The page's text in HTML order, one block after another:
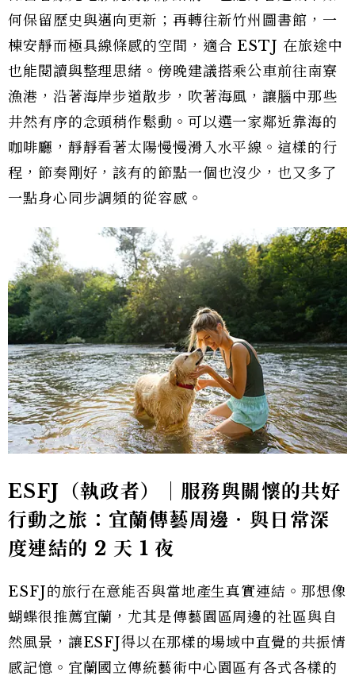
何保留歷史與邁向更新；再轉往新竹州圖書館，一
棟安靜而極具線條感的空間，適合 ESTJ 在旅途中
也能閱讀與整理思緒。傍晚建議搭乘公車前往南寮
漁港，沿著海岸步道散步，吹著海風，讓腦中那些
井然有序的念頭稍作鬆動。可以選一家鄰近靠海的
咖啡廳，靜靜看著太陽慢慢滑入水平線。這樣的行
程，節奏剛好，該有的節點一個也沒少，也又多了
一點身心同步調頻的從容感。
ESFJ（執政者）｜服務與關懷的共好
行動之旅：宜蘭傳藝周邊‧與日常深
度連結的 2 天 1 夜
ESFJ的旅行在意能否與當地產生真實連結。那想像
蝴蝶很推薦宜蘭，尤其是傳藝園區周邊的社區與自
然風景，讓ESFJ得以在那樣的場域中直覺的共振情
感記憶。宜蘭國立傳統藝術中心園區有各式各樣的